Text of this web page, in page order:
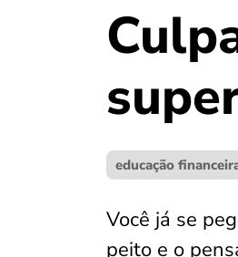
educação
Você já se
peito e o